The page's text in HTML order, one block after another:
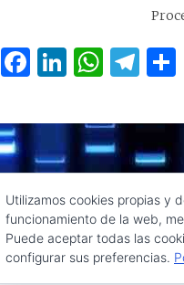
X F
ce
b
o
o
k
Li
k
dI
n
W
at
s
A
p
p
T
e
g
ra
m
Utilizamos cookies propias y
funcionamiento de la web,
Puede aceptar todas las
configurar sus preferencias.